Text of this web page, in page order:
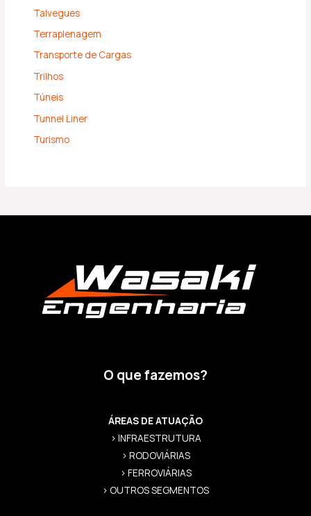
Talvegues
Terraplenagem
Transporte de Cargas
Trilhos
Túneis
Tunnel Liner
Turismo
O que fazemos?
ÁREAS DE ATUAÇÃO
> INFRAESTRUTURA
> RODOVIÁRIAS
> FERROVIÁRIAS
> OUTROS SEGMENTOS